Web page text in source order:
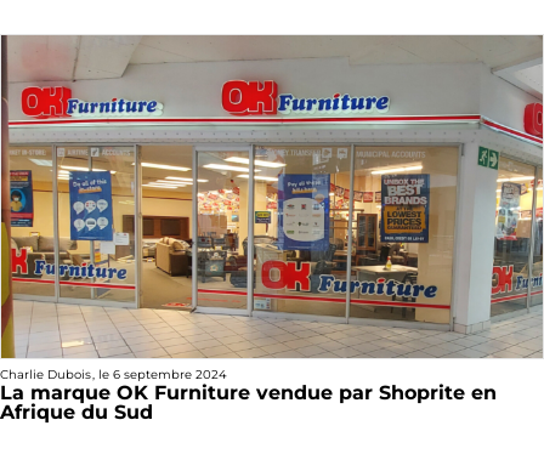
Charlie Dubois, le 6 septembre 2024
La marque OK Furniture vendue par Shoprite en
Afrique du Sud